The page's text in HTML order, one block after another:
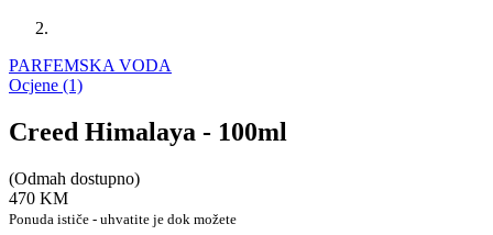
PARFEMSKA VODA
Ocjene (1)
Creed Himalaya - 100ml
(Odmah dostupno)
470 KM
Ponuda ističe - uhvatite je dok možete